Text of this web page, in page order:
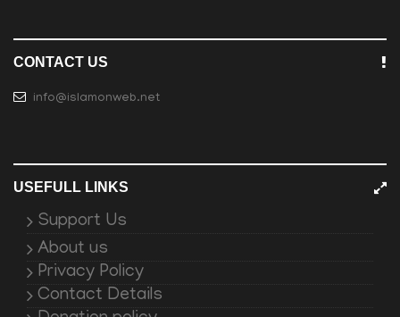
CONTACT US
info@islamonweb.net
USEFULL LINKS
Support Us
About us
Privacy Policy
Contact Details